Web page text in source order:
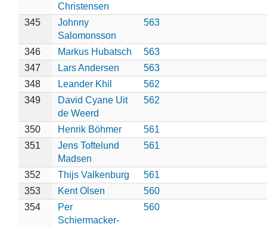
Christensen
345
Johnny
Salomonsson
563
346 Markus Hubatsch
563
347
Lars Andersen
563
348
Leander Khil
562
349
David Cyane Uit
de Weerd
562
350 Henrik Böhmer
561
351
Jens Toftelund
Madsen
561
352 Thijs Valkenburg
561
353
Kent Olsen
560
354
Per
Schiermacker-
560